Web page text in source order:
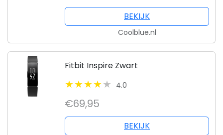
BEKIJK
Coolblue.nl
Fitbit Inspire Zwart
4.0
€69,95
BEKIJK